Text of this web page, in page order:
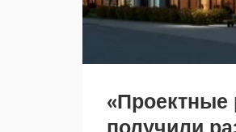
«Проектные